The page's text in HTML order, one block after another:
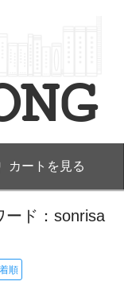
カートを見る
ード：sonrisa
順